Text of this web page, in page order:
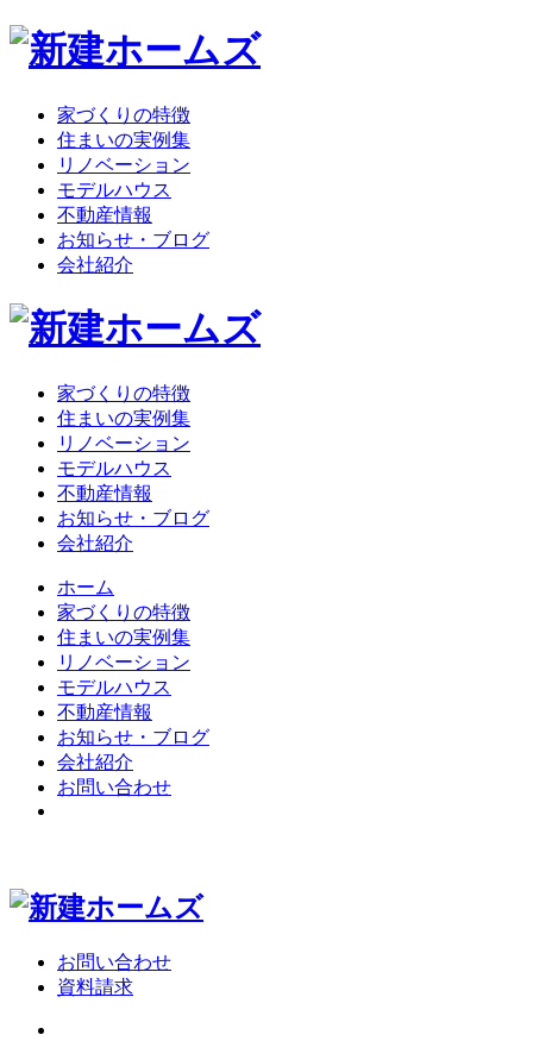
家づくりの特徴
住まいの実例集
リノベーション
モデルハウス
不動産情報
お知らせ・ブログ
会社紹介
家づくりの特徴
住まいの実例集
リノベーション
モデルハウス
不動産情報
お知らせ・ブログ
会社紹介
ホーム
家づくりの特徴
住まいの実例集
リノベーション
モデルハウス
不動産情報
お知らせ・ブログ
会社紹介
お問い合わせ
お問い合わせ
資料請求